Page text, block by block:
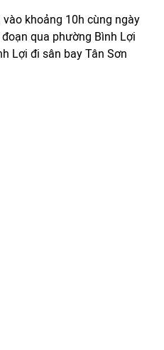
khoảng 10h cùng ngày
qua phường Bình Lợi
Lợi đi sân bay Tân Sơn